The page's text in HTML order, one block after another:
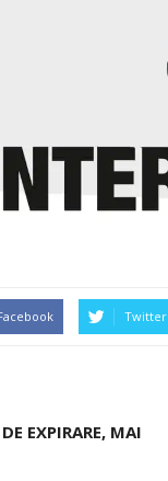
Twitter
EXPIRARE, MAI